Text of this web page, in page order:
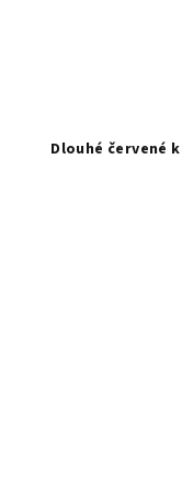
Dlouhé červené